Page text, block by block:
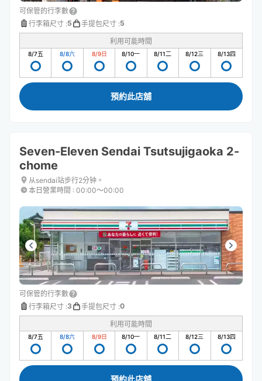
可保管的行李數
行李箱尺寸 :5 手提包尺寸 :5
利用可能時間
8/7五 8/8六 8/9日 8/10一 8/11二 8/12三 8/13四
預約此店舖
Seven-Eleven Sendai Tsutsujigaoka 2-
chome
从sendai站步行2分钟。
本日營業時間 : 00:00〜00:00
可保管的行李數
行李箱尺寸 :3 手提包尺寸 :0
利用可能時間
8/7五 8/8六 8/9日 8/10一 8/11二 8/12三 8/13四
預約此店舖